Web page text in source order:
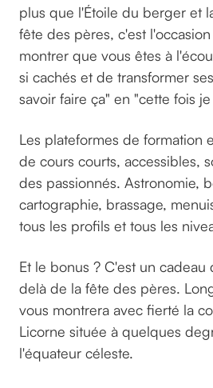
plus que l'Étoile du berger et
fête des pères, c'est
montrer que vous êtes à
si cachés et de transformer
savoir faire ça" en "cette fois
Les plateformes de formation
de cours courts, accessibles,
des passionnés. Astronomie,
cartographie, brassage,
tous les profils et tous les
Et le bonus ? C'est un
delà de la fête des pères.
vous montrera avec fierté la
Licorne située à quelques
l'équateur céleste.